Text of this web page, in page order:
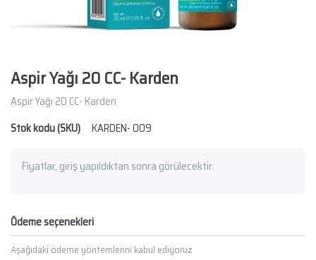
Aspir Yağı 20 CC- Karden
Aspir Yağı 20 CC- Karden
Stok kodu (SKU)
KARDEN- 009
Fiyatlar, giriş yapıldıktan sonra görülecektir.
Ödeme seçenekleri
Aşağıdaki ödeme yöntemlerini kabul ediyoruz